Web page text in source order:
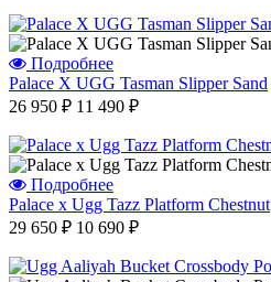
Подробнее
Palace X UGG Tasman Slipper Sand
26 950 ₽ 11 490 ₽
Подробнее
Palace x Ugg Tazz Platform Chestnut
29 650 ₽ 10 690 ₽